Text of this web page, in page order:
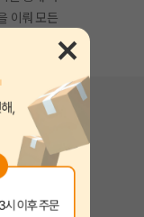
이뤄 모든